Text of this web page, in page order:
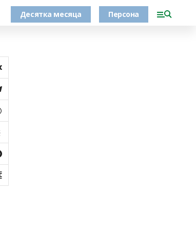
Десятка месяца Персона